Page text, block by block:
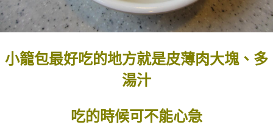
小籠包最好吃的地方就是皮薄肉大塊、多
湯汁
吃的時候可不能心急